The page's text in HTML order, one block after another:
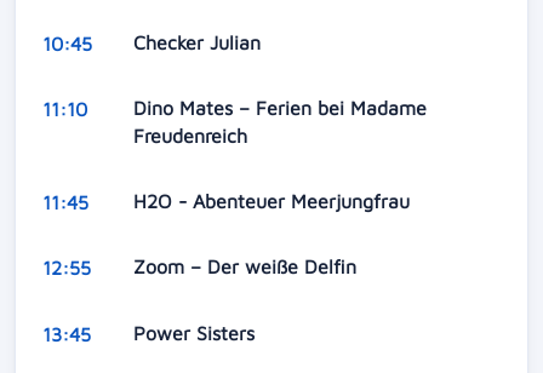
10:45 Checker Julian
11:10
Dino Mates – Ferien bei Madame
Freudenreich
11:45 H2O - Abenteuer Meerjungfrau
12:55 Zoom – Der weiße Delfin
13:45 Power Sisters